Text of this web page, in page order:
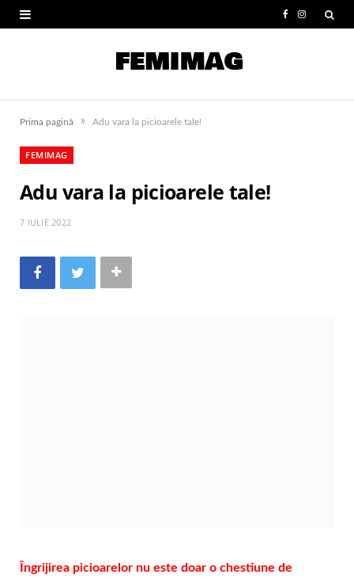
e
I
t
Prima pagină » Adu vara la picioarele tale!
FEMIMAG
Adu vara la picioarele tale!
7 IULIE 2022
Îngrijirea picioarelor nu este doar o chestiune de